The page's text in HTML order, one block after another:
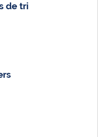
de tri